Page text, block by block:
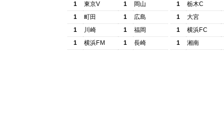
1
東京V 1
岡山
1
町田 1
広島
1
川崎 1
福岡
1
横浜FM 1 長崎
1
栃木C
1
大宮
1
横浜FC
1
湘南